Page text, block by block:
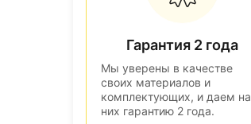
Гарантия 2 года
Мы уверены в качестве
своих материалов и
комплектующих, и даем на
них гарантию 2 года.